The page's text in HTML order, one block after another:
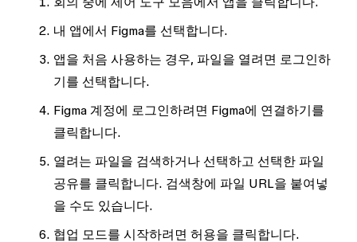
내 앱에서 Figma를 선택합니다.
앱을 처음 사용하는 경우, 파일을 열려면 로그인하
기를 선택합니다.
Figma 계정에 로그인하려면 Figma에 연결하기를
클릭합니다.
열려는 파일을 검색하거나 선택하고 선택한 파일
공유를 클릭합니다. 검색창에 파일 URL을 붙여넣
을 수도 있습니다.
협업 모드를 시작하려면 허용을 클릭합니다.